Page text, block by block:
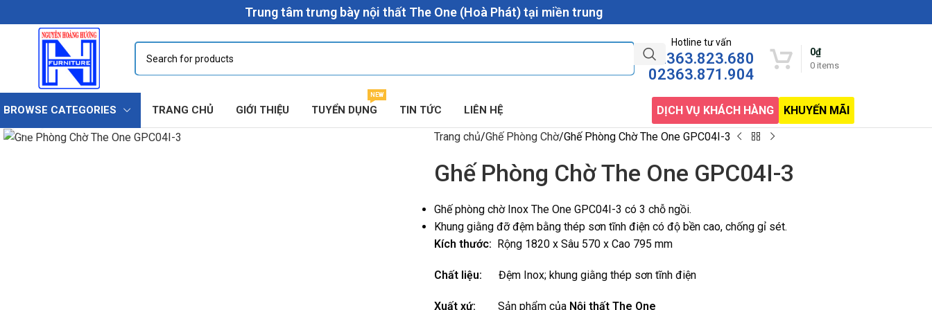
Trung tâm trưng bày nội thất The One (Hoà Phát) tại miền trung
Hotline tư vấn
02363.823.680
02363.871.904
0 items
0₫
BROWSE CATEGORIES TRANG CHỦ GIỚI THIỆU TUYỂN DỤNG
NEW
TIN TỨC LIÊN HỆ DỊCH VỤ KHÁCH HÀNG KHUYẾN MÃI
Trang chủ Ghế Phòng Chờ Ghế Phòng Chờ The One GPC04I-3
Ghế Phòng Chờ The One GPC04I-3
Ghế phòng chờ Inox The One GPC04I-3 có 3 chỗ ngồi.
Khung giằng đỡ đệm bằng thép sơn tĩnh điện có độ bền cao, chống gỉ sét.
Kích thước: Rộng 1820 x Sâu 570 x Cao 795 mm
Chất liệu: Đệm Inox; khung giằng thép sơn tĩnh điện
Xuất xứ: Sản phẩm của Nội thất The One